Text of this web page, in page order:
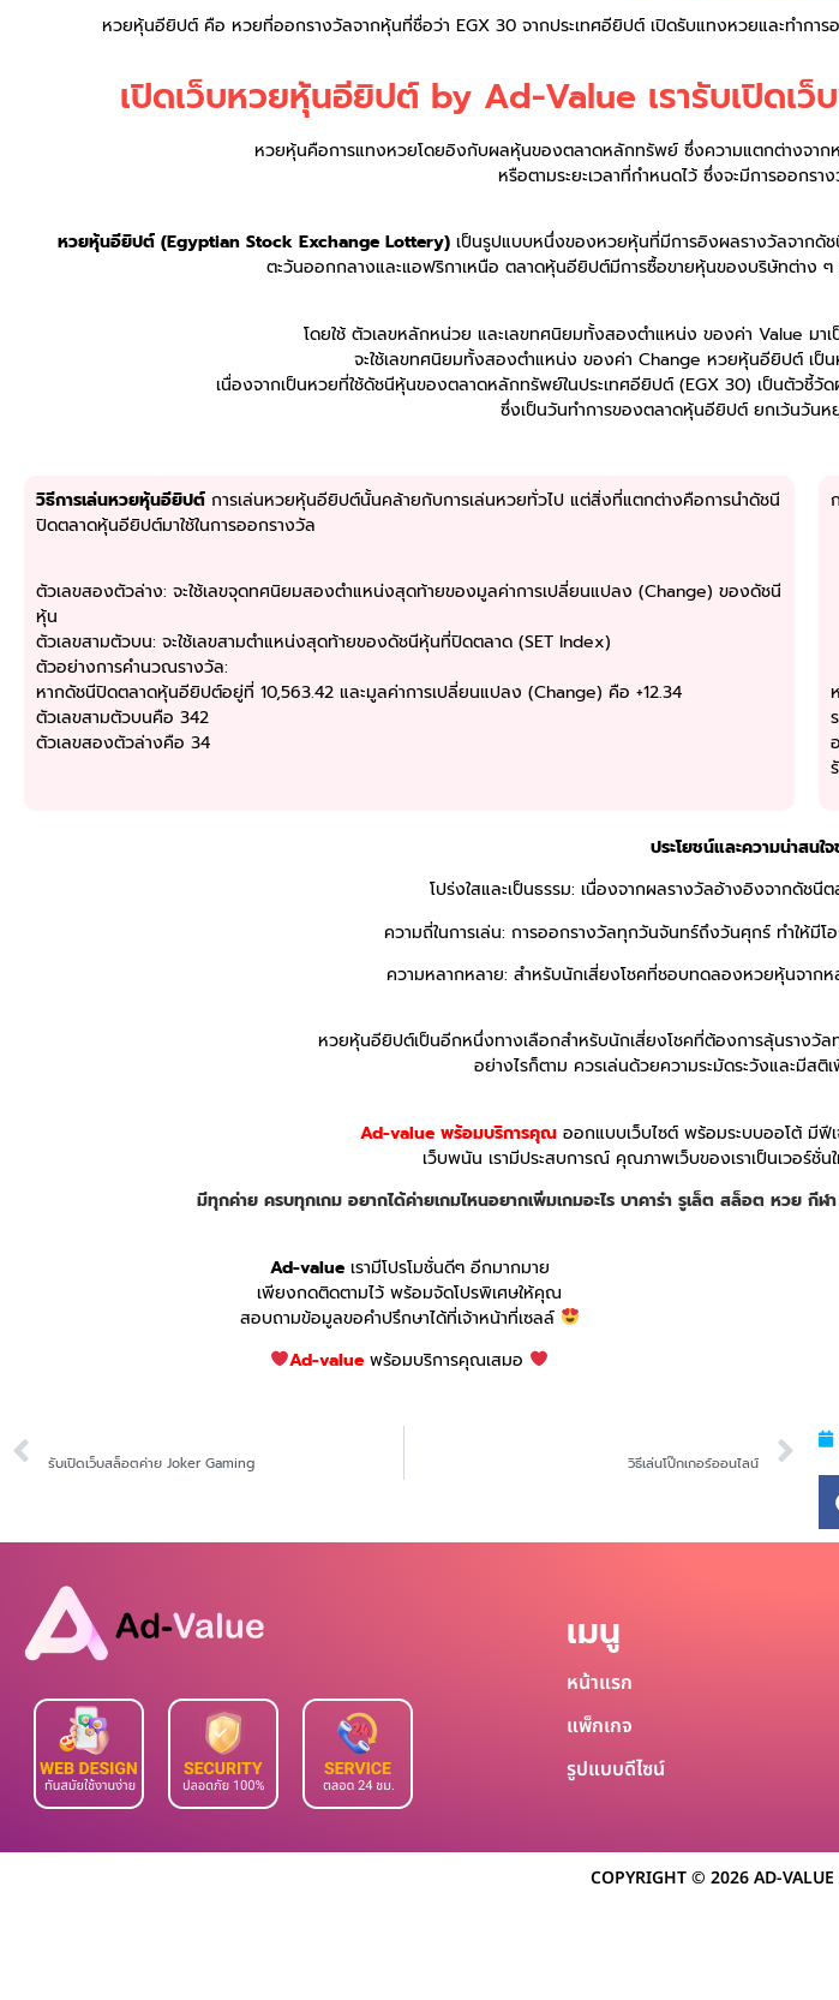
หวยหุ้นอียิปต์ คือ หวยที่ออกรางวัลจากหุ้นที่ชื่อว่า EGX 30 จากประเทศอียิปต์ เปิดรับแทงหวยและทำกา
เปิดเว็บหวยหุ้นอียิปต์ by Ad-Value เรารับเปิดเ
หวยหุ้นคือการแทงหวยโดยอิงกับผลหุ้นของตลาดหลักทรัพย์ ซึ่งความแตกต่างจาก
หรือตามระยะเวลาที่กำหนดไว้ ซึ่งจะมีการออกร
หวยหุ้นอียิปต์ (Egyptian Stock Exchange Lottery) เป็นรูปแบบหนึ่งของหวยหุ้นที่มีการอิงผลรางวัลจาก
ตะวันออกกลางและแอฟริกาเหนือ ตลาดหุ้นอียิปต์มีการซื้อขายหุ้นของบริษัทต่าง
โดยใช้ ตัวเลขหลักหน่วย และเลขทศนิยมทั้งสองตำแหน่ง ของค่า Value ม
จะใช้เลขทศนิยมทั้งสองตำแหน่ง ของค่า Change หวยหุ้นอียิปต์ เป็น
เนื่องจากเป็นหวยที่ใช้ดัชนีหุ้นของตลาดหลักทรัพย์ในประเทศอียิปต์ (EGX 30) เป็นตัว
ซึ่งเป็นวันทำการของตลาดหุ้นอียิปต์ ยกเว้นวัน
วิธีการเล่นหวยหุ้นอียิปต์ การเล่นหวยหุ้นอียิปต์นั้นคล้ายกับการเล่นหวยทั่วไป แต่สิ่งที่แตกต่างคือการนำดัชนี
ปิดตลาดหุ้นอียิปต์มาใช้ในการออกรางวัล
ตัวเลขสองตัวล่าง: จะใช้เลขจุดทศนิยมสองตำแหน่งสุดท้ายของมูลค่าการเปลี่ยนแปลง (Change) ของดัชนี
หุ้น
ตัวเลขสามตัวบน: จะใช้เลขสามตำแหน่งสุดท้ายของดัชนีหุ้นที่ปิดตลาด (SET Index)
ตัวอย่างการคำนวณรางวัล:
หากดัชนีปิดตลาดหุ้นอียิปต์อยู่ที่ 10,563.42 และมูลค่าการเปลี่ยนแปลง (Change) คือ +12.34
ตัวเลขสามตัวบนคือ 342
ตัวเลขสองตัวล่างคือ 34
ประโยชน์และความน่าสน
โปร่งใสและเป็นธรรม: เนื่องจากผลรางวัลอ้างอิงจากดัช
ความถี่ในการเล่น: การออกรางวัลทุกวันจันทร์ถึงวันศุกร์ ทำให้มี
ความหลากหลาย: สำหรับนักเสี่ยงโชคที่ชอบทดลองหวยหุ้นจาก
หวยหุ้นอียิปต์เป็นอีกหนึ่งทางเลือกสำหรับนักเสี่ยงโชคที่ต้องการลุ้นรางวั
อย่างไรก็ตาม ควรเล่นด้วยความระมัดระวังและมีสติ
Ad-value พร้อมบริการคุณ ออกแบบเว็บไซต์ พร้อมระบบออโต้ มีฟี
เว็บพนัน เรามีประสบการณ์ คุณภาพเว็บของเราเป็นเวอร์
มีทุกค่าย ครบทุกเกม อยากได้ค่ายเกมไหนอยากเพิ่มเกมอะไร บาคาร่า รูเล็ต สล็อต หว
Ad-valueเรามีโปรโมชั่นดีๆ อีกมากมาย
เพียงกดติดตามไว้ พร้อมจัดโปรพิเศษให้คุณ
สอบถามข้อมูลขอคำปรึกษาได้ที่เจ้าหน้าที่เซลล์
Ad-value พร้อมบริการคุณเสมอ
รับเปิดเว็บสล็อตค่าย Joker Gaming วิธีเล่นโป๊กเกอร์ออนไลน์
เมนู
หน้าแรก
แพ็กเกจ
รูปแบบดีไซน์
COPYRIGHT © 2026 AD-VALUE